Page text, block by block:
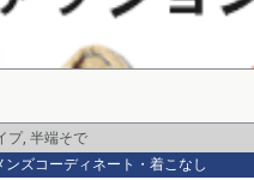
プ, 半端そで
ズコーディネート・着こなし